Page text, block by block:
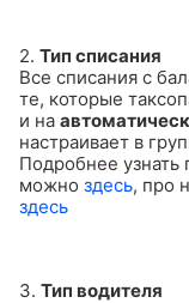
2. Тип списания
Все списания с
те, которые
и на
настраивает в
Подробнее
можно здесь, про
здесь
3. Тип водителя